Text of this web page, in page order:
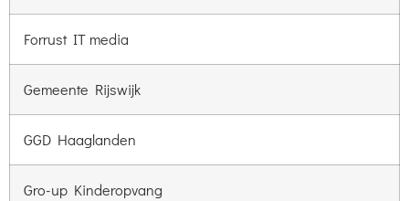
Forrust IT media
Gemeente Rijswijk
GGD Haaglanden
Gro-up Kinderopvang